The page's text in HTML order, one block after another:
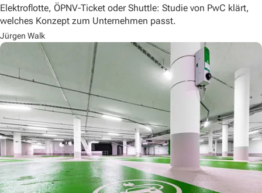
Elektroflotte, ÖPNV-Ticket oder Shuttle: Studie von PwC klärt,
welches Konzept zum Unternehmen passt.
Jürgen Walk